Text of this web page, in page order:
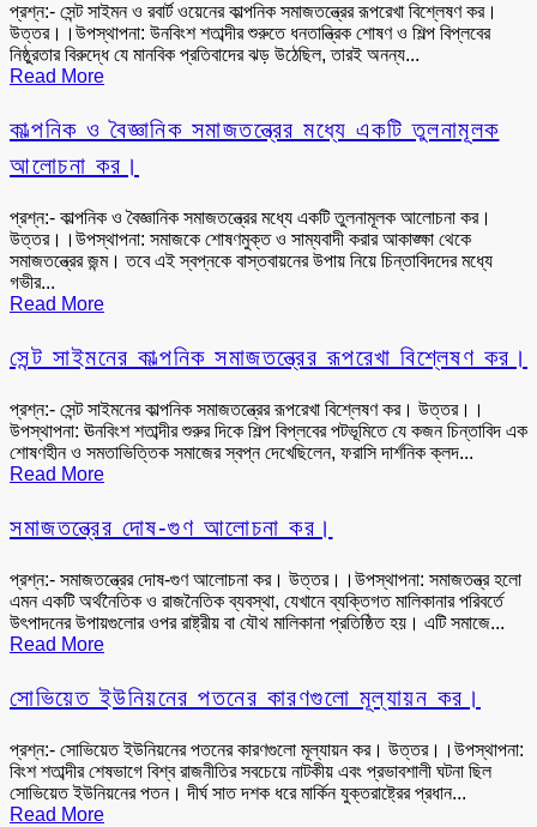
প্রশ্ন:- সেন্ট সাইমন ও রবার্ট ওয়েনের কাল্পনিক সমাজতন্ত্রের রূপরেখা বিশ্লেষণ কর।
উত্তর।।উপস্থাপনা: উনবিংশ শতাব্দীর শুরুতে ধনতান্ত্রিক শোষণ ও শিল্প বিপ্লবের
নিষ্ঠুরতার বিরুদ্ধে যে মানবিক প্রতিবাদের ঝড় উঠেছিল, তারই অনন্য...
Read More
কাল্পনিক ও বৈজ্ঞানিক সমাজতন্ত্রের মধ্যে একটি তুলনামূলক
আলোচনা কর।
প্রশ্ন:- কাল্পনিক ও বৈজ্ঞানিক সমাজতন্ত্রের মধ্যে একটি তুলনামূলক আলোচনা কর।
উত্তর।।উপস্থাপনা: সমাজকে শোষণমুক্ত ও সাম্যবাদী করার আকাঙ্ক্ষা থেকে
সমাজতন্ত্রের জন্ম। তবে এই স্বপ্নকে বাস্তবায়নের উপায় নিয়ে চিন্তাবিদদের মধ্যে
গভীর...
Read More
সেন্ট সাইমনের কাল্পনিক সমাজতন্ত্রের রূপরেখা বিশ্লেষণ কর।
প্রশ্ন:- সেন্ট সাইমনের কাল্পনিক সমাজতন্ত্রের রূপরেখা বিশ্লেষণ কর। উত্তর।।
উপস্থাপনা: ঊনবিংশ শতাব্দীর শুরুর দিকে শিল্প বিপ্লবের পটভূমিতে যে কজন চিন্তাবিদ এক
শোষণহীন ও সমতাভিত্তিক সমাজের স্বপ্ন দেখেছিলেন, ফরাসি দার্শনিক ক্লদ...
Read More
সমাজতন্ত্রের দোষ-গুণ আলোচনা কর।
প্রশ্ন:- সমাজতন্ত্রের দোষ-গুণ আলোচনা কর। উত্তর।।উপস্থাপনা: সমাজতন্ত্র হলো
এমন একটি অর্থনৈতিক ও রাজনৈতিক ব্যবস্থা, যেখানে ব্যক্তিগত মালিকানার পরিবর্তে
উৎপাদনের উপায়গুলোর ওপর রাষ্ট্রীয় বা যৌথ মালিকানা প্রতিষ্ঠিত হয়। এটি সমাজে...
Read More
সোভিয়েত ইউনিয়নের পতনের কারণগুলো মূল্যায়ন কর।
প্রশ্ন:- সোভিয়েত ইউনিয়নের পতনের কারণগুলো মূল্যায়ন কর। উত্তর।।উপস্থাপনা:
বিংশ শতাব্দীর শেষভাগে বিশ্ব রাজনীতির সবচেয়ে নাটকীয় এবং প্রভাবশালী ঘটনা ছিল
সোভিয়েত ইউনিয়নের পতন। দীর্ঘ সাত দশক ধরে মার্কিন যুক্তরাষ্ট্রের প্রধান...
Read More